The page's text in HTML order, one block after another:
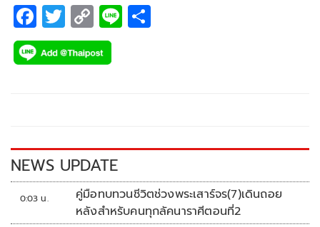
F
ac
e
k
T
wi
tt
C
o
p
k
Li
NEWS UPDATE
0:03 น.
คู่มือทบทวนชีวิตช่วงพระเสาร์จร(7)เดินถอย
หลังสำหรับคนทุกลัคนาราศีตอนที่2